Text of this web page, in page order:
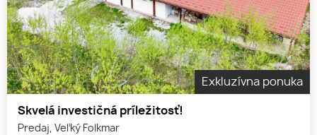
Exkluzívna ponuka
Skvelá investičná príležitosť!
Predaj, Veľký Folkmar